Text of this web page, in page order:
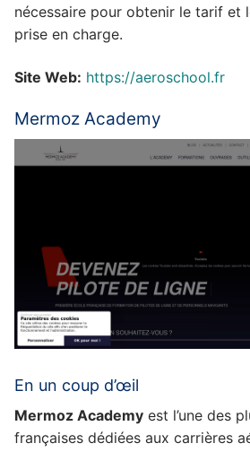
nécessaire pour obtenir le tarif et
prise en charge.
Site Web: https://aeroschool.fr
Mermoz Academy
En un coup d’œil
Mermoz Academy est l’une des
françaises dédiées aux carrières